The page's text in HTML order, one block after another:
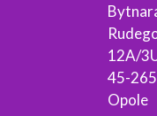
12A/
45-265
Opole